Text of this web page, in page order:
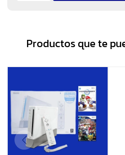
Productos que te